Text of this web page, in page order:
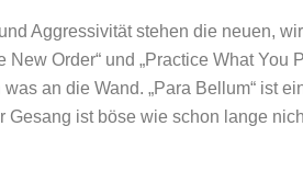
Aggressivität stehen die neuen,
New Order“ und „Practice What
an die Wand. „Para Bellum“ ist
Gesang ist böse wie schon lange